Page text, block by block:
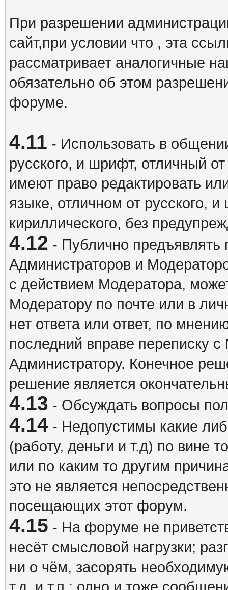
При разрешении
сайт,при условии что , эта
рассматривает аналогичные
обязательно об этом
форуме.
4.11 - Использовать в
русского, и шрифт, отличный
имеют право редактировать
языке, отличном от русского,
кириллического, без
4.12 - Публично предъявлять
Администраторов и
с действием Модератора,
Модератору по почте или в
нет ответа или ответ, по
последний вправе переписку
Администратору. Конечное
решение является
4.13 - Обсуждать вопросы
4.14- Недопустимы какие
(работу, деньги и т.д) по вине
или по каким то другим
это не является
посещающих этот форум.
4.15 - На форуме не
несёт смысловой нагрузки;
ни о чём, засорять